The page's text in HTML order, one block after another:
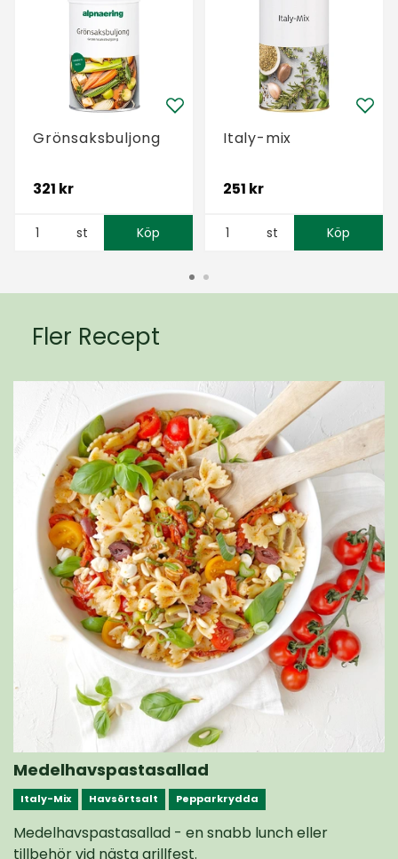
Grönsaksbuljong
321 kr
st Köp
Italy-mix
251 kr
st Köp
Fler Recept
Medelhavspastasallad
Italy-Mix Havsörtsalt Pepparkrydda
Medelhavspastasallad - en snabb lunch eller
tillbehör vid nästa grillfest.